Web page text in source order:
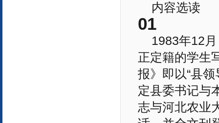
内容选读
01
1983年12
正定籍的学生
报》即以“县
定县委书记与
志与河北农业